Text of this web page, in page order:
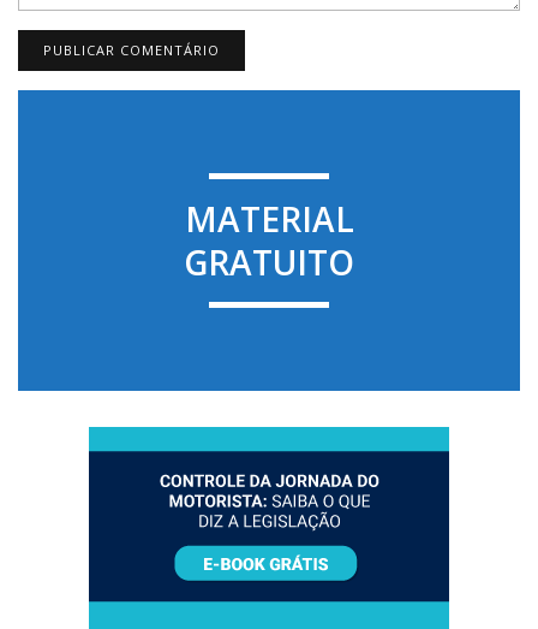
MATERIAL
GRATUITO